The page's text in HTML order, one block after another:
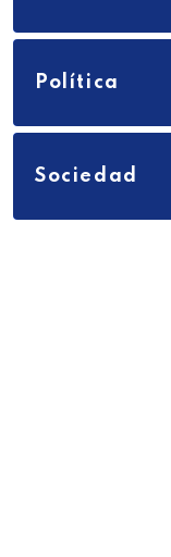
Política
Sociedad